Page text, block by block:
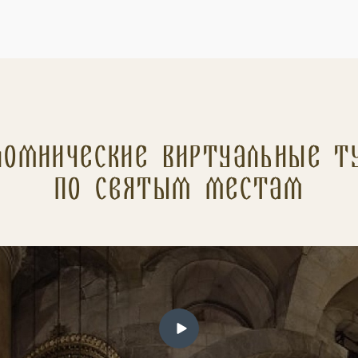
Виртуальные
по святым местам